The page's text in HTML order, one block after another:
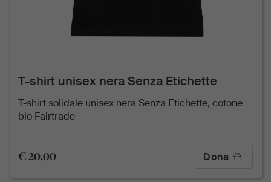
T-shirt unisex nera Senza Etichette
T-shirt solidale unisex nera Senza Etichette, cotone
bio Fairtrade
€ 20,00 Dona